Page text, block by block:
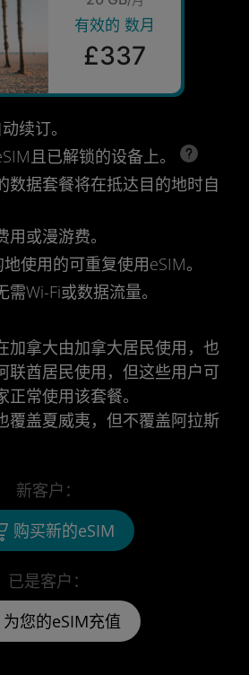
有效的 数月
£337
续订。
且已解锁的设备上。
据套餐将在抵达目的地时自
或漫游费。
使用的可重复使用eSIM。
Wi-Fi或数据流量。
加拿大由加拿大居民使用，也
联酋居民使用，但这些用户可
常使用该套餐。
覆盖夏威夷，但不覆盖阿拉斯
已是客户：
为您的eSIM充值
新客户：
购买新的eSIM